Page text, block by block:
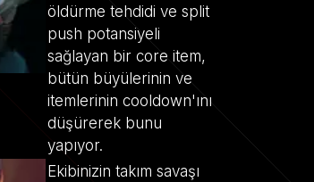
öldürme tehdidi ve split
push potansiyeli
sağlayan bir core item,
bütün büyülerinin ve
itemlerinin cooldown'ını
düşürerek bunu
yapıyor.
Ekibinizin takım savaşı